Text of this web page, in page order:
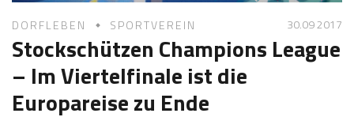
DORFLEBEN SPORTVEREIN 30.09 2017
Stockschützen Champions League
– Im Viertelfinale ist die
Europareise zu Ende